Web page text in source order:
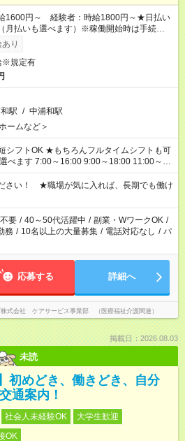
1600円～ 経験者：時給1800円～★日払い
月払いも選べます）※稼働開始時は手続き完
なります。
り
※規定有
駅 / 中浦和駅
ームなど＞
フルタイムシフトも可
べます 7:00～16:00 9:00～18:00 11:00～
と合わせ
ご案内できません ※法令に基づき、週20時
険への加入対象となります ※労働者派遣法
禁止）により、短時間・短期間の就業はご
あります
さい！ ★職場が気に入れば、長期でも働け
要 / 40～50代活躍中 / 副業・WワークOK /
務 / 10名以上の大量募集 / 電話対応なし / パ
応募する 詳細へ
株式会社 ケアサービス事業部 （医療福祉介護関連）
掲載日：2026.08.03
未読
初めどき、働きどき、自分
通案内！
社会人未経験OK
大学生歓迎
OK